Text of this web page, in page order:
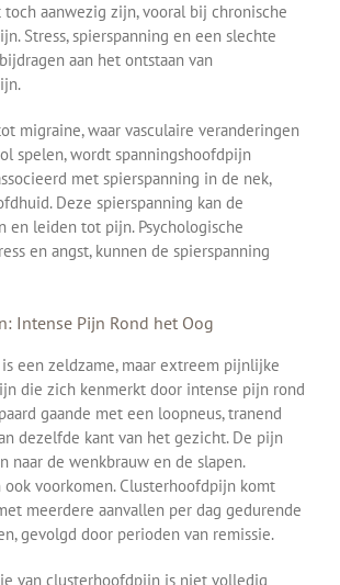
toch aanwezig zijn, vooral bij chronische
Stress, spierspanning en een slechte
aan het ontstaan van
migraine, waar vasculaire veranderingen
spelen, wordt spanningshoofdpijn
met spierspanning in de nek,
Deze spierspanning kan de
en leiden tot pijn. Psychologische
en angst, kunnen de spierspanning
Intense Pijn Rond het Oog
een zeldzame, maar extreem pijnlijke
die zich kenmerkt door intense pijn rond
gaande met een loopneus, tranend
dezelfde kant van het gezicht. De pijn
naar de wenkbrauw en de slapen.
ook voorkomen. Clusterhoofdpijn komt
meerdere aanvallen per dag gedurende
gevolgd door perioden van remissie.
van clusterhoofdpijn is niet volledig